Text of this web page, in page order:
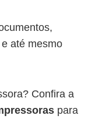
até mesmo
Confira a
para